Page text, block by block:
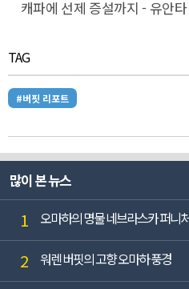
캐파에 선제 증설까지 - 유안타
TAG
#버핏 리포트
많이 본 뉴스
1 오마하의 명물 네브라스카 퍼니
2 워렌 버핏의 고향 오마하 풍경